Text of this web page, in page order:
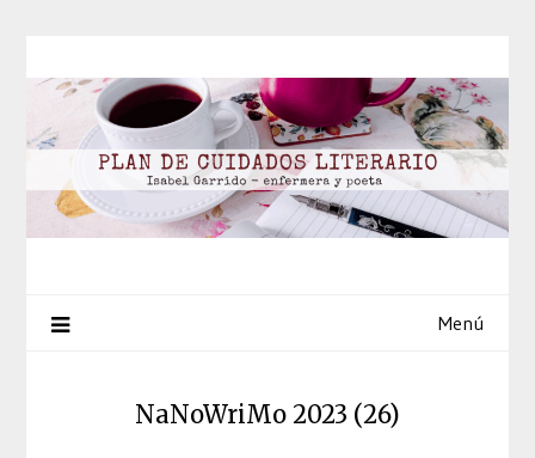
contenido
Menú
NaNoWriMo 2023 (26)